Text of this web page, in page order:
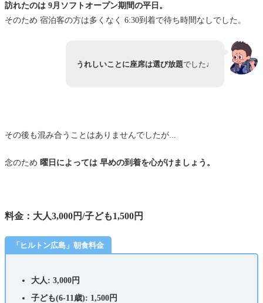
訪れたのは 9月ソフトオープン期間の平日。
そのため 宿泊客の方は多くなく 6:30到着で待ち時間なしでした。
うれしいことに座席は選び放題でした♩
その後も混み合うことはありませんでしたが...
念のため 曜日によっては 早めの到着を心がけましょう。
料金：大人3,000円/子ども1,500円
「ヒルトン広島」朝食料金
大人: 3,000円
子ども(6-11歳): 1,500円